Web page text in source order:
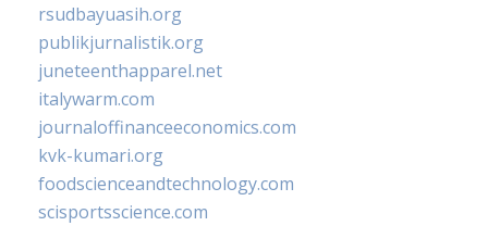
rsudbayuasih.org
publikjurnalistik.org
juneteenthapparel.net
italywarm.com
journaloffinanceeconomics.com
kvk-kumari.org
foodscienceandtechnology.com
scisportsscience.com